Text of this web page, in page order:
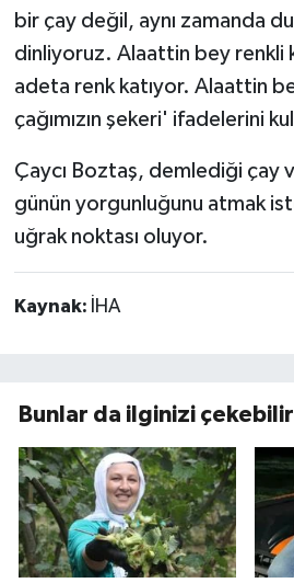
bir çay değil, aynı zamanda
dinliyoruz. Alaattin bey renkli
adeta renk katıyor. Alaattin
çağımızın şekeri' ifadelerini
Çaycı Boztaş, demlediği çay
günün yorgunluğunu atmak
uğrak noktası oluyor.
Kaynak: İHA
Bunlar da ilginizi çekebilir